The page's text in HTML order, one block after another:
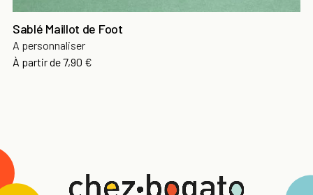
Sablé Maillot de Foot
A personnaliser
À partir de 7,90 €